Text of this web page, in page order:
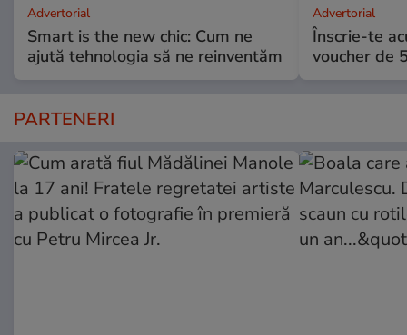
Advertorial
Smart is the new chic: Cum ne
ajută tehnologia să ne reinventăm
Advertorial
Înscrie-te
voucher de
PARTENERI